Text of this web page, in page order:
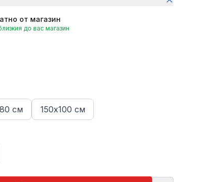
от магазин
до вас магазин
см 150х100 см